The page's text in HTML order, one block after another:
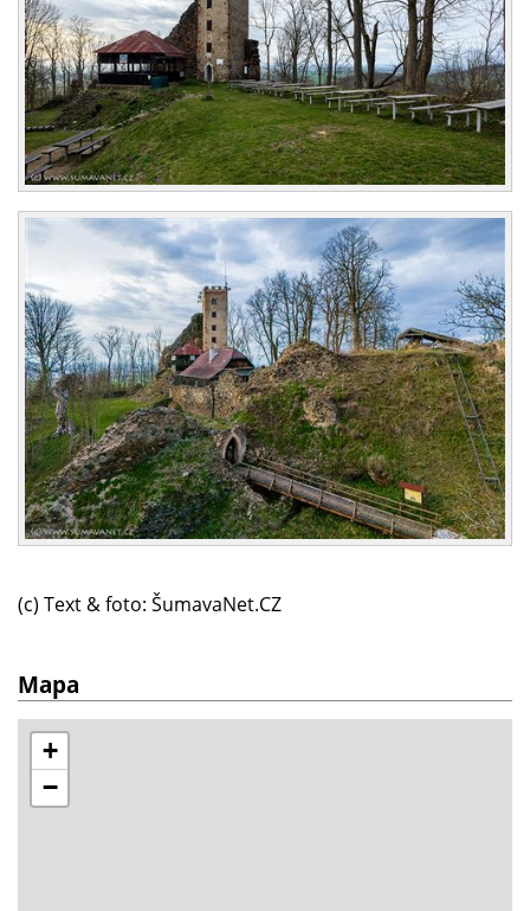
(c) Text & foto: ŠumavaNet.CZ
Mapa